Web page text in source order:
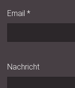
Email *
Nachricht